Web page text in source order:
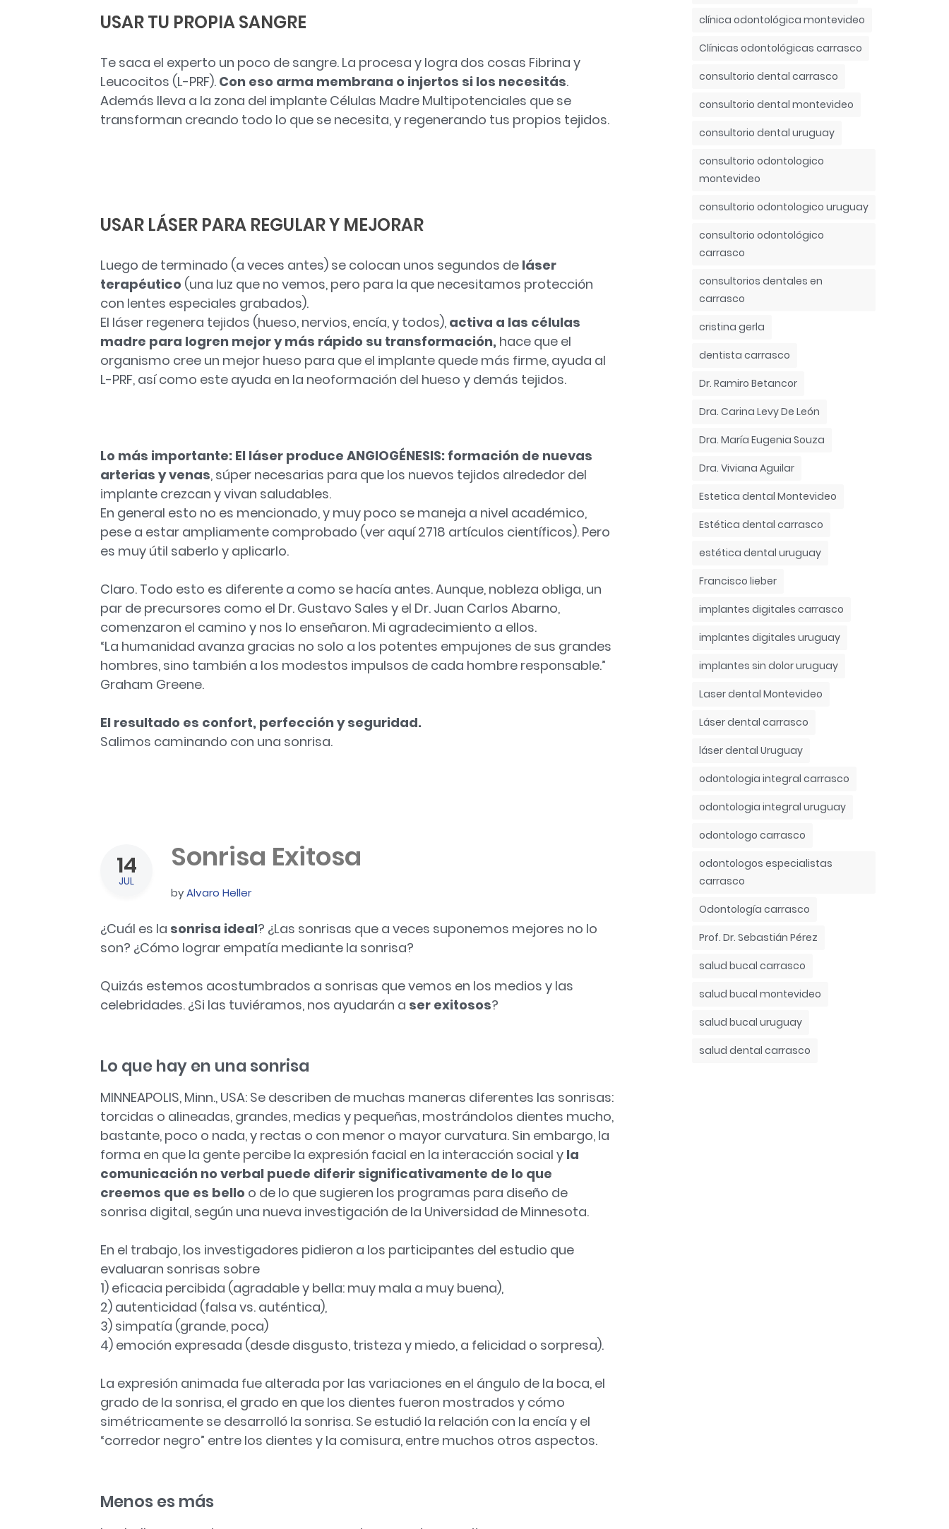
USAR TU PROPIA SANGRE
Te saca el experto un poco de sangre. La procesa y logra dos cosas Fibrina y
Leucocitos (L-PRF). Con eso arma membrana o injertos si los necesitás.
Además lleva a la zona del implante Células Madre Multipotenciales que se
transforman creando todo lo que se necesita, y regenerando tus propios tejidos.
USAR LÁSER PARA REGULAR Y MEJORAR
Luego de terminado (a veces antes) se colocan unos segundos de láser
terapéutico (una luz que no vemos, pero para la que necesitamos protección
con lentes especiales grabados).
El láser regenera tejidos (hueso, nervios, encía, y todos), activa a las células
madre para logren mejor y más rápido su transformación, hace que el
organismo cree un mejor hueso para que el implante quede más firme, ayuda al
L-PRF, así como este ayuda en la neoformación del hueso y demás tejidos.
Lo más importante: El láser produce ANGIOGÉNESIS: formación de nuevas
arterias y venas, súper necesarias para que los nuevos tejidos alrededor del
implante crezcan y vivan saludables.
En general esto no es mencionado, y muy poco se maneja a nivel académico,
pese a estar ampliamente comprobado (ver aquí 2718 artículos científicos). Pero
es muy útil saberlo y aplicarlo.
Claro. Todo esto es diferente a como se hacía antes. Aunque, nobleza obliga, un
par de precursores como el Dr. Gustavo Sales y el Dr. Juan Carlos Abarno,
comenzaron el camino y nos lo enseñaron. Mi agradecimiento a ellos.
“La humanidad avanza gracias no solo a los potentes empujones de sus grandes
hombres, sino también a los modestos impulsos de cada hombre responsable.”
Graham Greene.
El resultado es confort, perfección y seguridad.
Salimos caminando con una sonrisa.
14
JUL
Sonrisa Exitosa
byAlvaro Heller
¿Cuál es la sonrisa ideal? ¿Las sonrisas que a veces suponemos mejores no lo
son? ¿Cómo lograr empatía mediante la sonrisa?
Quizás estemos acostumbrados a sonrisas que vemos en los medios y las
celebridades. ¿Si las tuviéramos, nos ayudarán a ser exitosos?
Lo que hay en una sonrisa
MINNEAPOLIS, Minn., USA: Se describen de muchas maneras diferentes las sonrisas:
torcidas o alineadas, grandes, medias y pequeñas, mostrándolos dientes mucho,
bastante, poco o nada, y rectas o con menor o mayor curvatura. Sin embargo, la
forma en que la gente percibe la expresión facial en la interacción social y la
comunicación no verbal puede diferir significativamente de lo que
creemos que es bello o de lo que sugieren los programas para diseño de
sonrisa digital, según una nueva investigación de la Universidad de Minnesota.
En el trabajo, los investigadores pidieron a los participantes del estudio que
evaluaran sonrisas sobre
1) eficacia percibida (agradable y bella: muy mala a muy buena),
2) autenticidad (falsa vs. auténtica),
3) simpatía (grande, poca)
4) emoción expresada (desde disgusto, tristeza y miedo, a felicidad o sorpresa).
La expresión animada fue alterada por las variaciones en el ángulo de la boca, el
grado de la sonrisa, el grado en que los dientes fueron mostrados y cómo
simétricamente se desarrolló la sonrisa. Se estudió la relación con la encía y el
“corredor negro” entre los dientes y la comisura, entre muchos otros aspectos.
Menos es más
clínica odontológica montevideo
Clínicas odontológicas carrasco
consultorio dental carrasco
consultorio dental montevideo
consultorio dental uruguay
consultorio odontologico
montevideo
consultorio odontologico uruguay
consultorio odontológico
carrasco
consultorios dentales en
carrasco
cristina gerla
dentista carrasco
Dr. Ramiro Betancor
Dra. Carina Levy De León
Dra. María Eugenia Souza
Dra. Viviana Aguilar
Estetica dental Montevideo
Estética dental carrasco
estética dental uruguay
Francisco lieber
implantes digitales carrasco
implantes digitales uruguay
implantes sin dolor uruguay
Laser dental Montevideo
Láser dental carrasco
láser dental Uruguay
odontologia integral carrasco
odontologia integral uruguay
odontologo carrasco
odontologos especialistas
carrasco
Odontología carrasco
Prof. Dr. Sebastián Pérez
salud bucal carrasco
salud bucal montevideo
salud bucal uruguay
salud dental carrasco